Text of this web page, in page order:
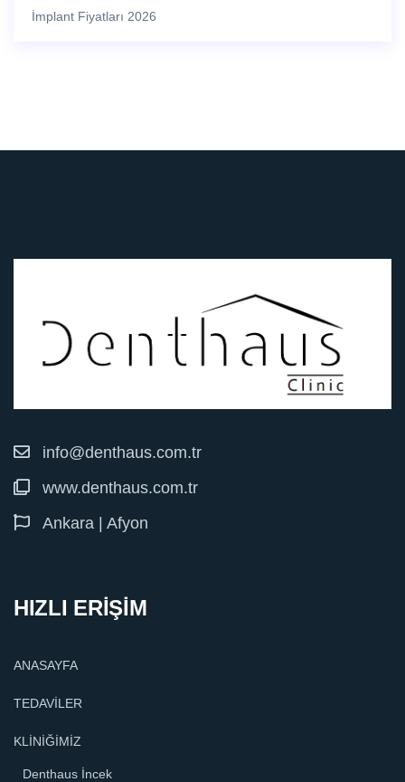
İmplant Fiyatları 2026
info@denthaus.com.tr
www.denthaus.com.tr
Ankara | Afyon
HIZLI ERİŞİM
ANASAYFA
TEDAVİLER
KLİNİĞİMİZ
Denthaus İncek